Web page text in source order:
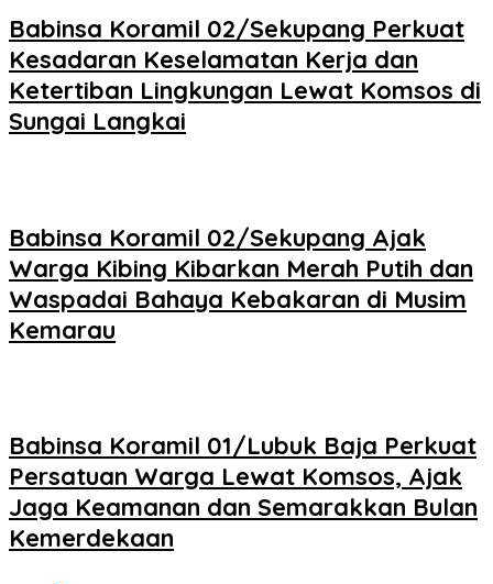
Babinsa Koramil 02/Sekupang Perkuat
Kesadaran Keselamatan Kerja dan
Ketertiban Lingkungan Lewat Komsos di
Sungai Langkai
Babinsa Koramil 02/Sekupang Ajak
Warga Kibing Kibarkan Merah Putih dan
Waspadai Bahaya Kebakaran di Musim
Kemarau
Babinsa Koramil 01/Lubuk Baja Perkuat
Persatuan Warga Lewat Komsos, Ajak
Jaga Keamanan dan Semarakkan Bulan
Kemerdekaan